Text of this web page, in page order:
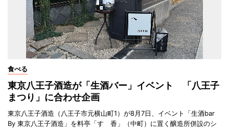
食べる
東京八王子酒造が「生酒バー」イベント 「八王子
まつり」に合わせ企画
東京八王子酒造（八王子市元横山町1）が8月7日、イベント「生酒bar
By 東京八王子酒造」を料亭「すゞ香」（中町）に置く醸造所併設のシ